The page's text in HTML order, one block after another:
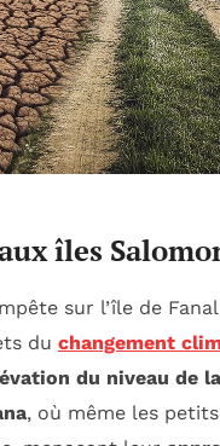
îles
sur l’île de
du changement
du niveau de
, où même les